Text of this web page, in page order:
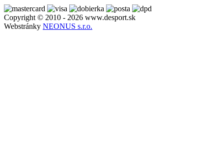
Copyright © 2010 - 2026 www.desport.sk
Webstránky NEONUS s.r.o.